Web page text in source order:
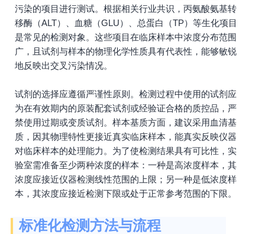
污染的项目进行测试。根据相关行业共识，丙氨酸氨基转
移酶（ALT）、血糖（GLU）、总蛋白（TP）等生化项目
是常见的检测对象。这些项目在临床样本中浓度分布范围
广，且试剂与样本的物理化学性质具有代表性，能够敏锐
地反映出交叉污染情况。
试剂的选择应遵循严谨性原则。检测过程中使用的试剂应
为在有效期内的原装配套试剂或经验证合格的质控品，严
禁使用过期或变质试剂。样本基质方面，建议采用血清基
质，因其物理特性更接近真实临床样本，能真实反映仪器
对临床样本的处理能力。为了使检测结果具有可比性，实
验室需准备至少两种浓度的样本：一种是高浓度样本，其
浓度应接近仪器检测线性范围的上限；另一种是低浓度样
本，其浓度应接近检测下限或处于正常参考范围的下限。
标准化检测方法与流程